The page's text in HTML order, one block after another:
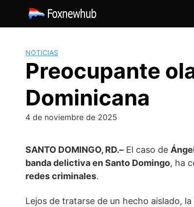
contenido
NOTICIAS
Preocupante
Dominicana
4 de noviembre de 2025
SANTO DOMINGO, RD.– El caso de
banda delictiva en Santo Domingo, ha
redes criminales.
Lejos de tratarse de un hecho aislado,